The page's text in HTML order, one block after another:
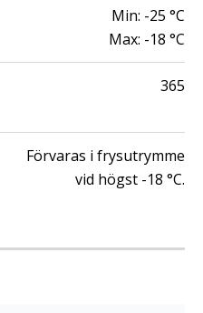
Min: -25 °C
Max: -18 °C
365
Förvaras i frysutrymme
vid högst -18 °C.